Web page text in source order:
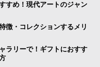
すめ！現代アートのジャン
徴・コレクションするメリ
ラリーで！ギフトにおすす